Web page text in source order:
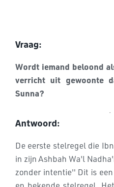
Vraag:
Wordt iemand beloond
verricht uit gewoonte
Sunna?
Antwoord:
De eerste stelregel die
in zijn Ashbah Wa'l
zonder intentie'' Dit is